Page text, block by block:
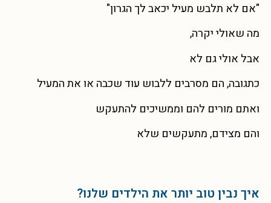
"אם לא תלבש מעיל יכאב לך הגרון"
מה שאולי יקרה,
אבל אולי גם לא
כתגובה, הם מסרבים ללבוש עוד שכבה או את המעיל
ואתם מורים להם וממשיכים להתעקש
והם מצידם, מתעקשים שלא
איך נבין טוב יותר את הילדים שלנו?